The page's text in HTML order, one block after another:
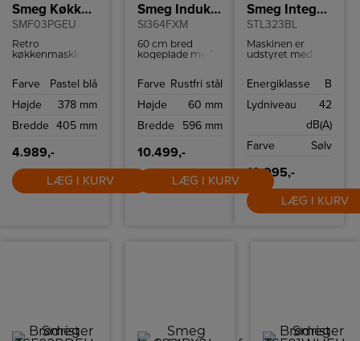
Smeg Køkkenmaskine/Blå
SMF03PGEU
Retro
køkkenmaskine
og
Farve
Pastel blå
Højde
378 mm
Bredde 405 mm
4.989,-
LÆG I KURV
Smeg Induktionskogeplade
SI364FXM
60 cm bred
kogeplade med
effektiv
Farve Rustfri stål
Højde
60 mm
Bredde
596 mm
10.499,-
LÆG I KURV
Smeg Integrerbar opvaskemaskine
STL323BL
Maskinen er
udstyret med
herunder Ekspres
program (-2 dB),
Hygiejne 99,9%.
start kan du
opvask til at
passe ind i din
dagligdag, mens
Dry Assist+ og
FlexiZone gør det
Energiklasse
B
Lydniveau
42
dB(A)
Farve
Sølv
10.995,-
LÆG I KURV